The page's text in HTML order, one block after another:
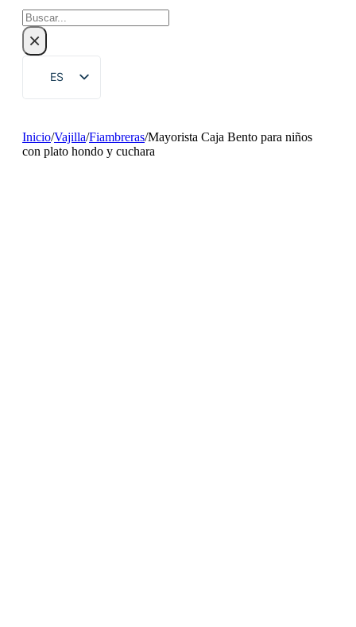
Buscar
×
ES
EN
FR
Inicio/Vajilla/Fiambreras/Mayorista Caja Bento para niños
con plato hondo y cuchara